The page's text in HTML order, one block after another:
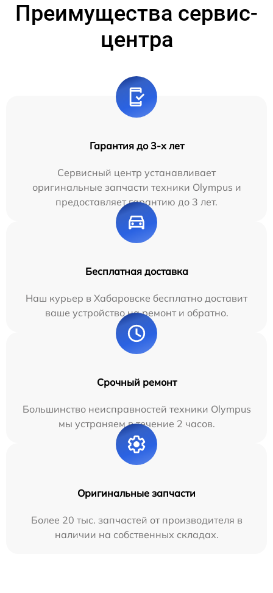
Преимущества сервис-
центра
Гарантия до 3-х лет
Сервисный центр устанавливает
оригинальные запчасти техники Olympus и
предоставляет гарантию до 3 лет.
Бесплатная доставка
Наш курьер в Хабаровске бесплатно доставит
ваше устройство на ремонт и обратно.
Срочный ремонт
Большинство неисправностей техники Olympus
мы устраняем в течение 2 часов.
Оригинальные запчасти
Более 20 тыс. запчастей от производителя в
наличии на собственных складах.